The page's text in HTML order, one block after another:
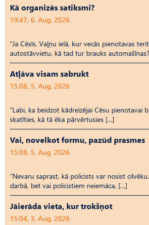
Kā organizēs satiksmi?
19:47, 6. Aug, 2026
“Ja Cēsīs, Vaļņu ielā, kur vecās pienotavas
autostāvvietu, kā tad tur brauks
Atļāva visam sabrukt
15:08, 5. Aug, 2026
“Labi, ka beidzot kādreizējai Cēsu pienotavai
skatīties, kā tā ēka pārvērtusies […]
Vai, novelkot formu, pazūd prasmes
15:08, 5. Aug, 2026
“Nevaru saprast, kā policists var nosist
darbā, bet vai policistiem neiemāca, […]
Jāierāda vieta, kur trokšņot
15:04, 3. Aug, 2026